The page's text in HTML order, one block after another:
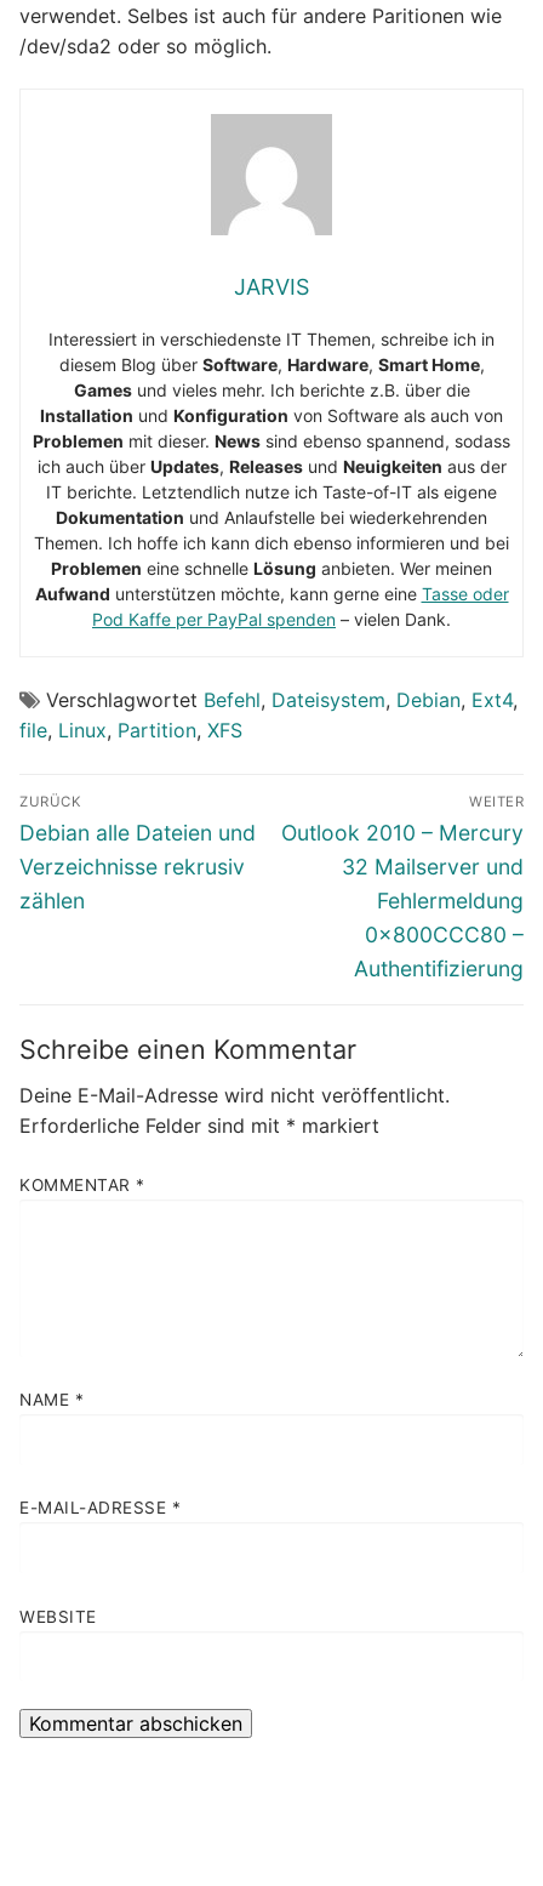
verwendet. Selbes ist auch für andere Paritionen wie
/dev/sda2 oder so möglich.
JARVIS
Interessiert in verschiedenste IT Themen, schreibe ich in
diesem Blog über Software, Hardware, Smart Home,
Gamesund vieles mehr. Ich berichte z.B. über die
Installation und Konfiguration von Software als auch von
Problemen mit dieser. News sind ebenso spannend, sodass
ich auch über Updates, Releasesund Neuigkeiten aus der
IT berichte. Letztendlich nutze ich Taste-of-IT als eigene
Dokumentation und Anlaufstelle bei wiederkehrenden
Themen. Ich hoffe ich kann dich ebenso informieren und bei
Problemen eine schnelle Lösung anbieten. Wer meinen
Aufwand unterstützen möchte, kann gerne eine Tasse oder
Pod Kaffe per PayPal spenden – vielen Dank.
Verschlagwortet Befehl, Dateisystem, Debian, Ext4,
file, Linux, Partition, XFS
Beitragsnavigation
ZURÜCK
Vorheriger
Beitrag:
Debian alle Dateien und
Verzeichnisse rekrusiv
zählen
WEITER
Nächster
Beitrag:
Outlook 2010 – Mercury
32 Mailserver und
Fehlermeldung
0x800CCC80 –
Authentifizierung
Schreibe einen Kommentar
Deine E-Mail-Adresse wird nicht veröffentlicht.
Erforderliche Felder sind mit * markiert
KOMMENTAR *
NAME *
E-MAIL-ADRESSE *
WEBSITE